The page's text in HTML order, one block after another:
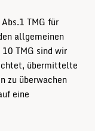
TMG für
allgemeinen
TMG sind wir
übermittelte
zu überwachen
eine